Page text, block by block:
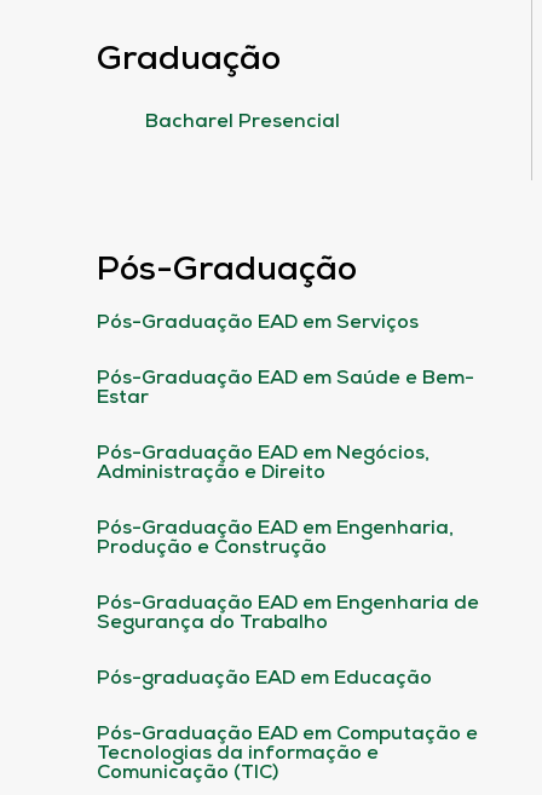
Graduação
Bacharel Presencial
Pós-Graduação
Pós-Graduação EAD em Serviços
Pós-Graduação EAD em Saúde e Bem-
Estar
Pós-Graduação EAD em Negócios,
Administração e Direito
Pós-Graduação EAD em Engenharia,
Produção e Construção
Pós-Graduação EAD em Engenharia de
Segurança do Trabalho
Pós-graduação EAD em Educação
Pós-Graduação EAD em Computação e
Tecnologias da informação e
Comunicação (TIC)